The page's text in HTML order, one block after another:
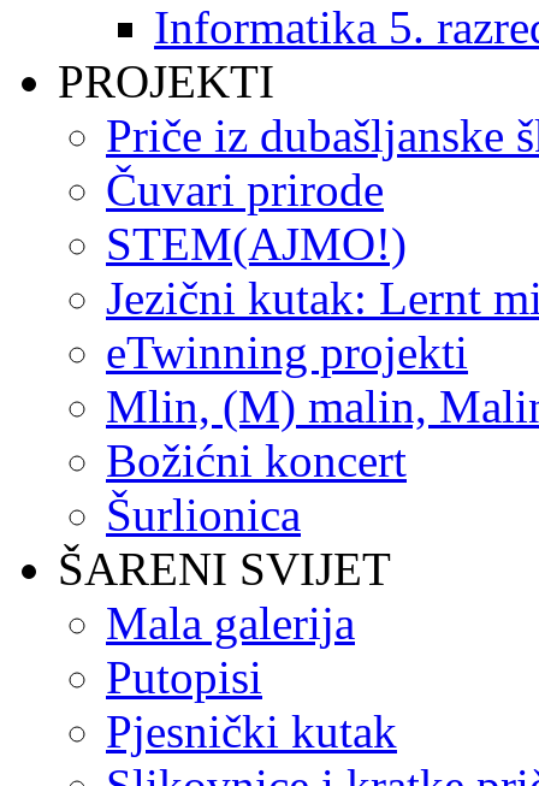
Informatika 5.
PROJEKTI
Priče iz dubašljanske
Čuvari prirode
STEM(AJMO!)
Jezični kutak: Lernt
eTwinning projekti
Mlin, (M) malin,
Božićni koncert
Šurlionica
ŠARENI SVIJET
Mala galerija
Putopisi
Pjesnički kutak